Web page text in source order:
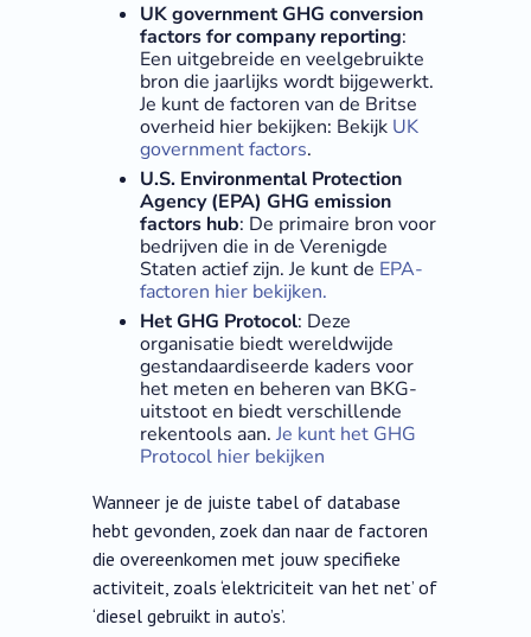
UK government GHG conversion
factors for company reporting:
Een uitgebreide en veelgebruikte
bron die jaarlijks wordt bijgewerkt.
Je kunt de factoren van de Britse
overheid hier bekijken: Bekijk UK
government factors.
U.S. Environmental Protection
Agency (EPA) GHG emission
factors hub: De primaire bron voor
bedrijven die in de Verenigde
Staten actief zijn. Je kunt de EPA-
factoren hier bekijken.
Het GHG Protocol: Deze
organisatie biedt wereldwijde
gestandaardiseerde kaders voor
het meten en beheren van BKG-
uitstoot en biedt verschillende
rekentools aan.Je kunt het GHG
Protocol hier bekijken
Wanneer je de juiste tabel of database
hebt gevonden, zoek dan naar de factoren
die overeenkomen met jouw specifieke
activiteit, zoals ‘elektriciteit van het net’ of
‘diesel gebruikt in auto’s’.